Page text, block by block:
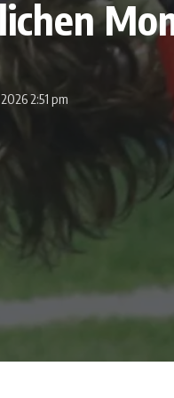
2:51 pm